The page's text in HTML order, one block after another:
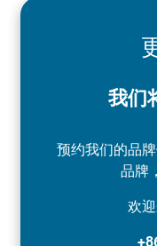
我们
预约我们的品
品牌
欢